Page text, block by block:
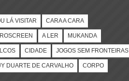
LÁ VISITAR CARA A CARA
A LER MUKANDA
CIDADE JOGOS SEM FRONTEIRAS
DUARTE DE CARVALHO CORPO